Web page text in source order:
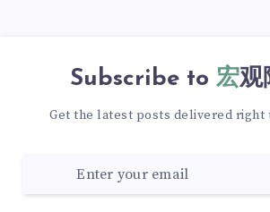
Subscribe to 宏
Get the latest posts delivered right